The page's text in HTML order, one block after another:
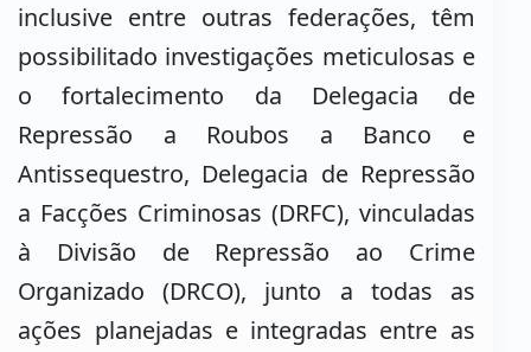
inclusive entre outras federações, têm
possibilitado investigações meticulosas e
o fortalecimento da Delegacia de
Repressão a Roubos a Banco e
Antissequestro, Delegacia de Repressão
a Facções Criminosas (DRFC), vinculadas
à Divisão de Repressão ao Crime
Organizado (DRCO), junto a todas as
ações planejadas e integradas entre as